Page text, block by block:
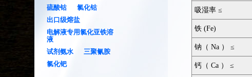
硫酸钴
氯化钴
出口级熔盐
电解液专用氯化亚铁溶
液
试剂氨水
三聚氰胺
氯化钯
吸湿率 ≤
铁 (Fe)
钠（ Na ） ≤
钙（ Ca ） ≤